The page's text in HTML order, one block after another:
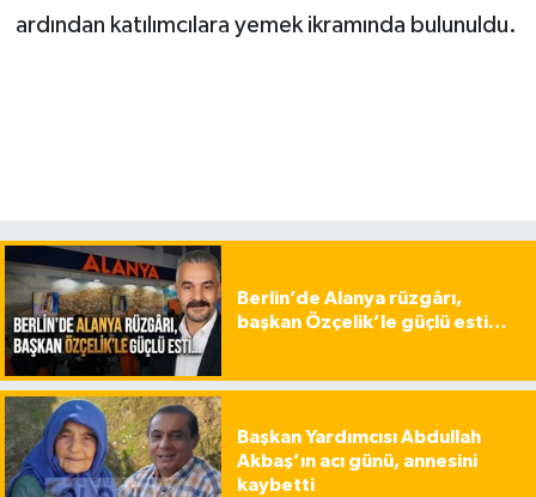
ardından katılımcılara yemek ikramında bulunuldu.
Berlin’de Alanya rüzgârı,
başkan Özçelik’le güçlü esti…
Başkan Yardımcısı Abdullah
Akbaş’ın acı günü, annesini
kaybetti